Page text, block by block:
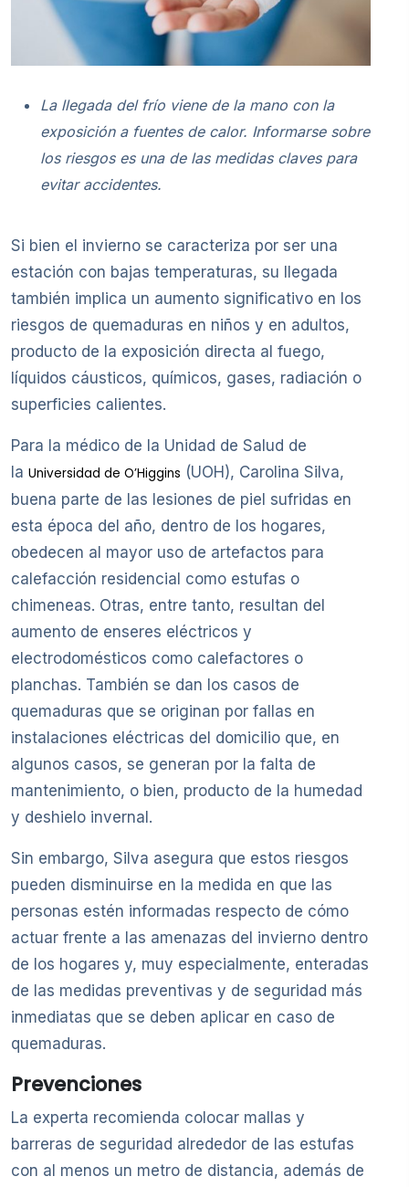
La llegada del frío viene de la mano con la
exposición a fuentes de calor. Informarse sobre
los riesgos es una de las medidas claves para
evitar accidentes.
Si bien el invierno se caracteriza por ser una
estación con bajas temperaturas, su llegada
también implica un aumento significativo en los
riesgos de quemaduras en niños y en adultos,
producto de la exposición directa al fuego,
líquidos cáusticos, químicos, gases, radiación o
superficies calientes.
Para la médico de la Unidad de Salud de
la Universidad de O’Higgins (UOH), Carolina Silva,
buena parte de las lesiones de piel sufridas en
esta época del año, dentro de los hogares,
obedecen al mayor uso de artefactos para
calefacción residencial como estufas o
chimeneas. Otras, entre tanto, resultan del
aumento de enseres eléctricos y
electrodomésticos como calefactores o
planchas. También se dan los casos de
quemaduras que se originan por fallas en
instalaciones eléctricas del domicilio que, en
algunos casos, se generan por la falta de
mantenimiento, o bien, producto de la humedad
y deshielo invernal.
Sin embargo, Silva asegura que estos riesgos
pueden disminuirse en la medida en que las
personas estén informadas respecto de cómo
actuar frente a las amenazas del invierno dentro
de los hogares y, muy especialmente, enteradas
de las medidas preventivas y de seguridad más
inmediatas que se deben aplicar en caso de
quemaduras.
Prevenciones
La experta recomienda colocar mallas y
barreras de seguridad alrededor de las estufas
con al menos un metro de distancia, además de